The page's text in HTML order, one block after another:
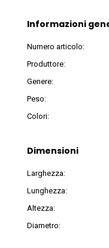
Informazioni
Numero articolo:
Produttore:
Genere:
Peso:
Colori:
Dimensioni
Larghezza:
Lunghezza:
Altezza:
Diametro: